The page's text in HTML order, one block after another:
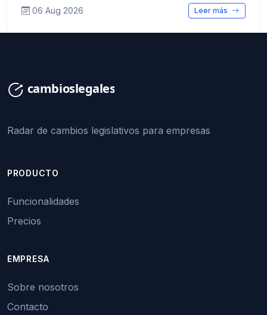
06 Aug 2026 Leer más
Radar de cambios legislativos para empresas
PRODUCTO
Funcionalidades
Precios
EMPRESA
Sobre nosotros
Contacto